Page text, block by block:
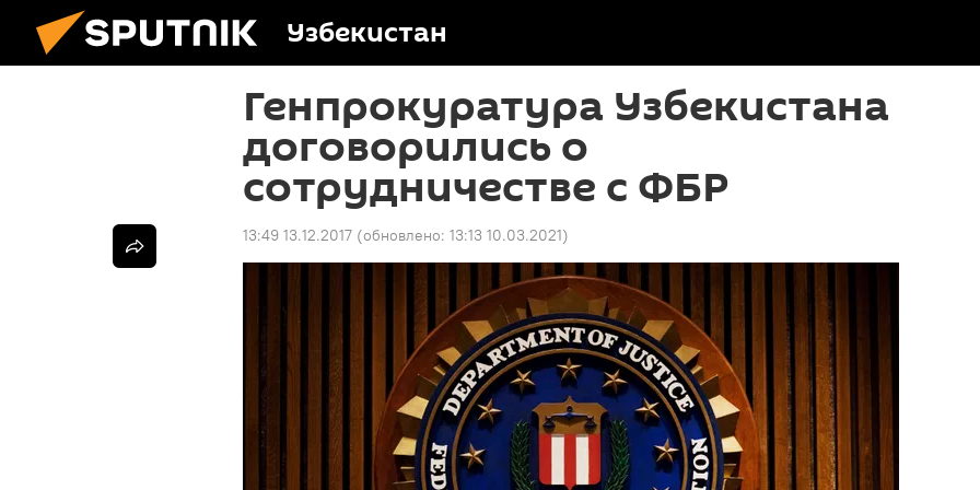
Узбекистан
Генпрокуратура Узбекистана
договорились о
сотрудничестве с ФБР
13:49 13.12.2017 (обновлено: 13:13 10.03.2021)